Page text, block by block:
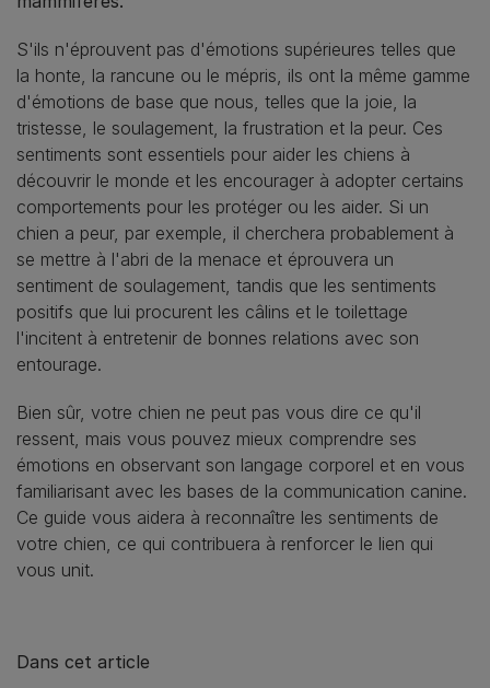
S'ils n'éprouvent pas d'émotions supérieures telles que
la honte, la rancune ou le mépris, ils ont la même gamme
d'émotions de base que nous, telles que la joie, la
tristesse, le soulagement, la frustration et la peur. Ces
sentiments sont essentiels pour aider les chiens à
découvrir le monde et les encourager à adopter certains
comportements pour les protéger ou les aider. Si un
chien a peur, par exemple, il cherchera probablement à
se mettre à l'abri de la menace et éprouvera un
sentiment de soulagement, tandis que les sentiments
positifs que lui procurent les câlins et le toilettage
l'incitent à entretenir de bonnes relations avec son
entourage.
Bien sûr, votre chien ne peut pas vous dire ce qu'il
ressent, mais vous pouvez mieux comprendre ses
émotions en observant son langage corporel et en vous
familiarisant avec les bases de la communication canine.
Ce guide vous aidera à reconnaître les sentiments de
votre chien, ce qui contribuera à renforcer le lien qui
vous unit.
Dans cet article